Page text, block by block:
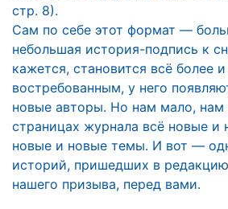
стр. 8).
Сам по себе этот формат —
небольшая история-подпись к
кажется, становится всё более
востребованным, у него
новые авторы. Но нам мало, нам
страницах журнала всё новые и
новые и новые темы. И вот —
историй, пришедших в
нашего призыва, перед вами.